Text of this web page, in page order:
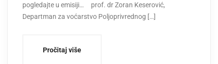
pogledajte u emisiji… prof. dr Zoran Keserović,
Departman za voćarstvo Poljoprivrednog […]
Pročitaj više